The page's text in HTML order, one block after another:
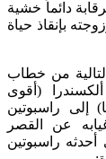
دائماً خشية
بإنقاذ حياة
من خطاب
(أقوى
راسبوتين
عن القصر
أحدثه راسبوتين